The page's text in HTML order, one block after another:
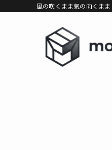
風の吹くまま気の向くまま